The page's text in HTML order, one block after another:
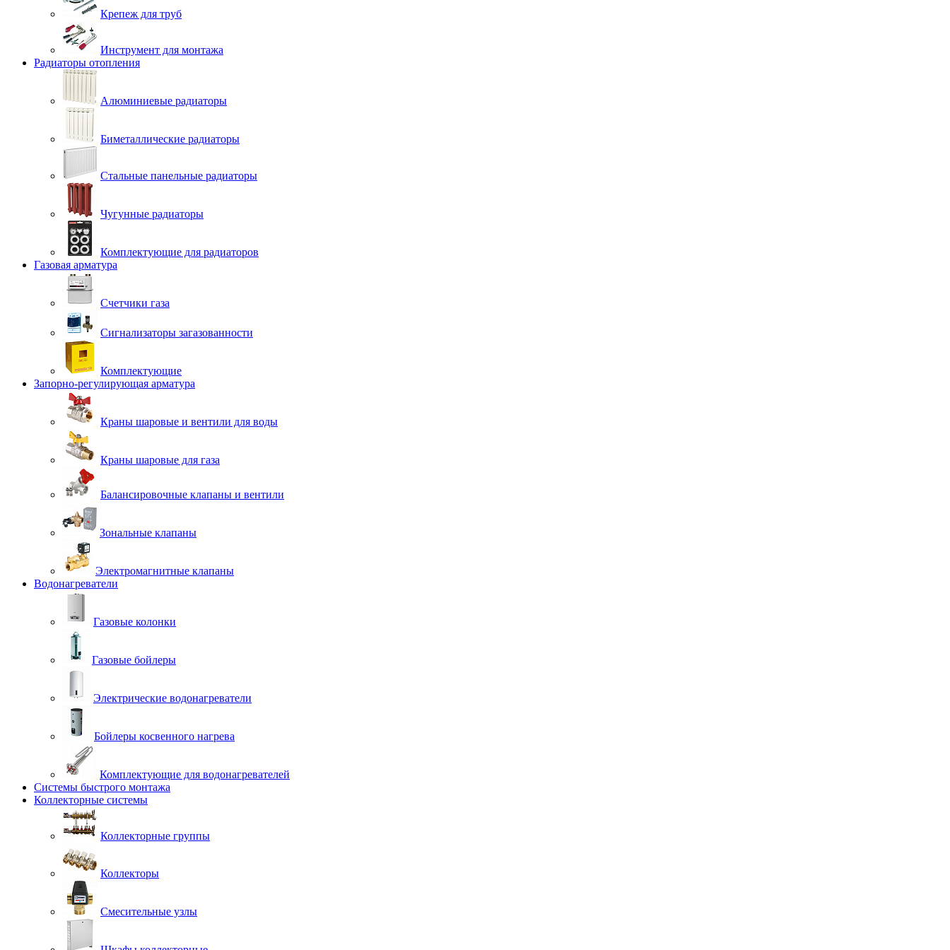
Крепеж для труб
Инструмент для монтажа
Радиаторы отопления
Алюминиевые радиаторы
Биметаллические радиаторы
Стальные панельные радиаторы
Чугунные радиаторы
Комплектующие для радиаторов
Газовая арматура
Счетчики газа
Сигнализаторы загазованности
Комплектующие
Запорно-регулирующая арматура
Краны шаровые и вентили для воды
Краны шаровые для газа
Балансировочные клапаны и вентили
Зональные клапаны
Электромагнитные клапаны
Водонагреватели
Газовые колонки
Газовые бойлеры
Электрические водонагреватели
Бойлеры косвенного нагрева
Комплектующие для водонагревателей
Системы быстрого монтажа
Коллекторные системы
Коллекторные группы
Коллекторы
Смесительные узлы